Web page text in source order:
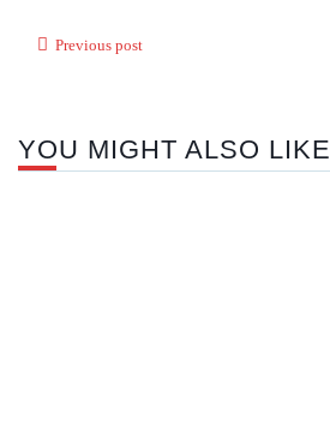
Previous post
YOU MIGHT ALSO LIKE